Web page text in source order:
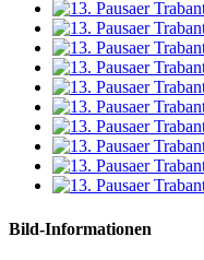
Bild-Informationen